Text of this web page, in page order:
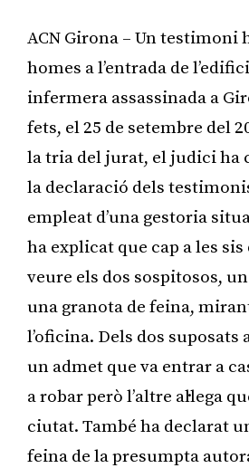
ACN Girona – Un testimoni
homes a l’entrada de
infermera assassinada a
fets, el 25 de setembre del
la tria del jurat, el judici ha
la declaració dels
empleat d’una gestoria
ha explicat que cap a les sis
veure els dos sospitosos,
una granota de feina,
l’oficina. Dels dos
un admet que va entrar a
a robar però l’altre al·lega
ciutat. També ha declarat
feina de la presumpta